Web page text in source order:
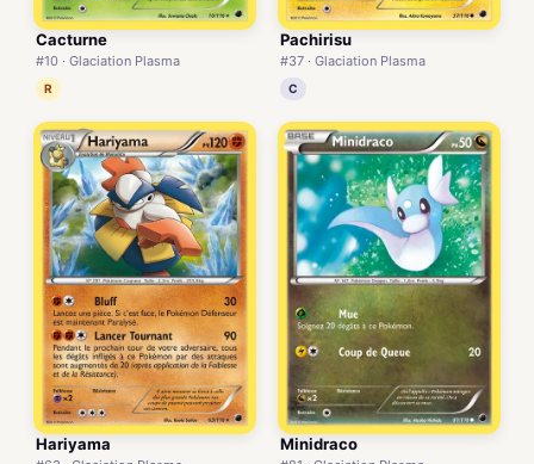
Cacturne
#10 · Glaciation Plasma
R
Pachirisu
#37 · Glaciation Plasma
C
Hariyama Minidraco